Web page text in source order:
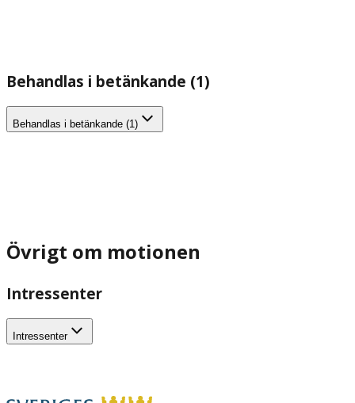
Behandlas i betänkande (1)
Behandlas i betänkande (1)
Övrigt om motionen
Intressenter
Intressenter